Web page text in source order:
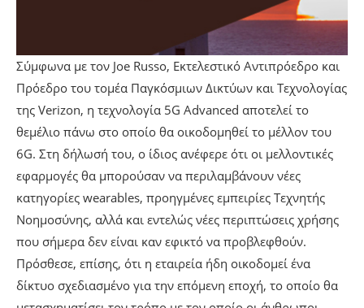
Σύμφωνα με τον Joe Russo, Εκτελεστικό Αντιπρόεδρο και
Πρόεδρο του τομέα Παγκόσμιων Δικτύων και Τεχνολογίας
της Verizon, η τεχνολογία 5G Advanced αποτελεί το
θεμέλιο πάνω στο οποίο θα οικοδομηθεί το μέλλον του
6G. Στη δήλωσή του, ο ίδιος ανέφερε ότι οι μελλοντικές
εφαρμογές θα μπορούσαν να περιλαμβάνουν νέες
κατηγορίες wearables, προηγμένες εμπειρίες Τεχνητής
Νοημοσύνης, αλλά και εντελώς νέες περιπτώσεις χρήσης
που σήμερα δεν είναι καν εφικτό να προβλεφθούν.
Πρόσθεσε, επίσης, ότι η εταιρεία ήδη οικοδομεί ένα
δίκτυο σχεδιασμένο για την επόμενη εποχή, το οποίο θα